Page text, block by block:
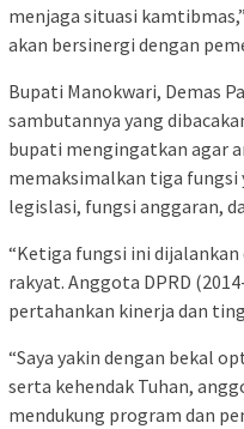
menjaga situasi
akan bersinergi dengan
Bupati Manokwari, Demas
sambutannya yang
bupati mengingatkan agar
memaksimalkan tiga fungsi
legislasi, fungsi anggaran,
“Ketiga fungsi ini
rakyat. Anggota DPRD
pertahankan kinerja dan
“Saya yakin dengan bekal
serta kehendak Tuhan,
mendukung program dan